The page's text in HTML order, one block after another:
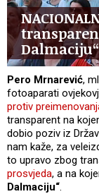
Pero Mrnarević,
fotoaparati
protiv
transparent na
dobio poziv iz
nam kaže, za
to upravo zbog
prosvjeda, a na
Dalmaciju“.